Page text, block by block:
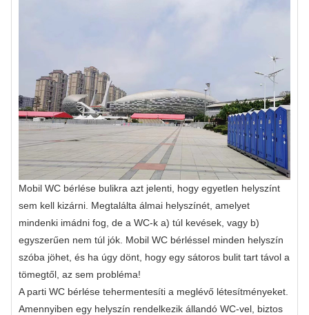
Mobil WC bérlése bulikra azt jelenti, hogy egyetlen helyszínt
sem kell kizárni. Megtalálta álmai helyszínét, amelyet
mindenki imádni fog, de a WC-k a) túl kevések, vagy b)
egyszerűen nem túl jók. Mobil WC bérléssel minden helyszín
szóba jöhet, és ha úgy dönt, hogy egy sátoros bulit tart távol a
tömegtől, az sem probléma!
A parti WC bérlése tehermentesíti a meglévő létesítményeket.
Amennyiben egy helyszín rendelkezik állandó WC-vel, biztos